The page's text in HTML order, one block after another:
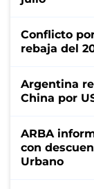
Conflicto
rebaja del
Argentina
China por
ARBA
con
Urbano